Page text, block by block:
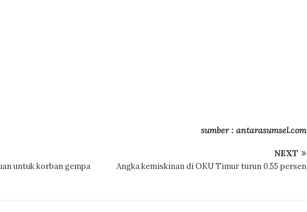
sumber : antarasumsel.com
untuk korban gempa
NEXT
Angka kemiskinan di OKU Timur turun 0,55 persen